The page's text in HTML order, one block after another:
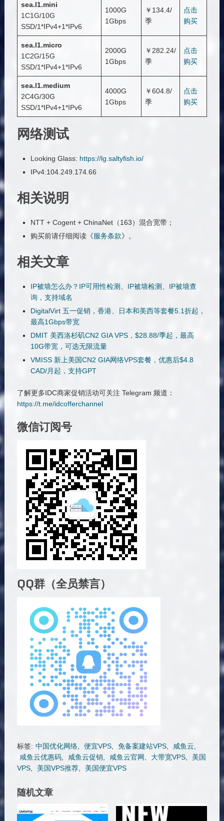
sea.l1.mini
1C1G/10G
SSD/1*IPv4+1*IPv6
1000G
1Gbps
￥134.4/
季
点击
购买
sea.l1.micro
1C2G/15G
SSD/1*IPv4+1*IPv6
2000G
1Gbps
￥282.24/
季
点击
购买
sea.l1.medium
2C4G/30G
SSD/1*IPv4+1*IPv6
4000G
1Gbps
￥604.8/
季
点击
购买
网络测试
Looking Glass: https://lg.saltyfish.io/
IPv4:104.249.174.66
相关说明
NTT + Cogent + ChinaNet（163）混合宽带；
购买前请仔细阅读《服务条款》。
相关文章
IP被墙怎么办？IP可用性检测、IP被墙检测、IP被墙查
询，支持域名
DigitalVirt 五一促销，香港、日本和美西等套餐5.1折起，
最高1Gbps带宽
DMIT 美西洛杉矶CN2 GIA VPS，$28.88/季起，最高
10G带宽，可选无限流量
VMISS 新上美国CN2 GIA网络VPS套餐，优惠后$4.8
CAD/月起，支持GPT
了解更多IDC商家促销活动可关注 Telegram 频道：
https://t.me/idcofferchannel
微信订阅号
QQ群（全员禁言）
标签: 中国优化网络, 便宜VPS, 免备案建站VPS, 咸鱼云
咸鱼云优惠码, 咸鱼云促销, 咸鱼云官网 大带宽VPS,
美国
VPS, 美国VPS推荐, 美国便宜VPS
随机文章